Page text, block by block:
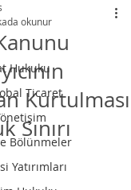
Hukuku
Ticaret
Bölünmeler
Yatırımları
Kurtulması
okunur